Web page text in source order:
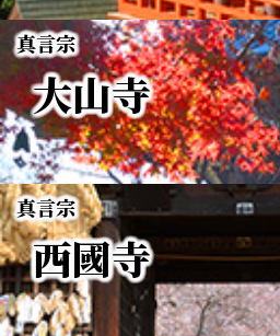
真言宗
大山寺
真言宗
西國寺